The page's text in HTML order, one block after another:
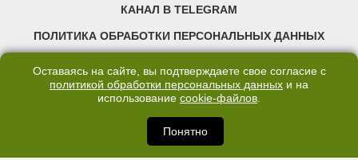
КАНАЛ В TELEGRAM
ПОЛИТИКА ОБРАБОТКИ ПЕРСОНАЛЬНЫХ ДАННЫХ
©2007—2025 66.RU. Воспроизведение, сообщение, доведение до всеобщего
правообладателя запрещено. Сетевое издание «Современный портал
Екатеринбурга — «66.ru» (18+) зарегистрировано Федеральной службой по
надзору в сфере связи, информационных технологий и массовых коммуникаций
Оставаясь на сайте, вы подтверждаете свое согласие с
политикой обработки персональных данных и на
использование cookie-файлов.
Понятно